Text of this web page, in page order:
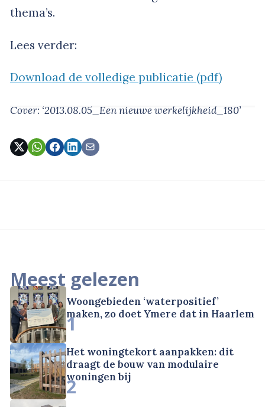
thema’s.
Lees verder:
Download de volledige publicatie (pdf)
Cover: ‘2013.08.05_Een nieuwe werkelijkheid_180’
Meest gelezen
Woongebieden ‘waterpositief’
maken, zo doet Ymere dat in Haarlem
1
Het woningtekort aanpakken: dit
draagt de bouw van modulaire
woningen bij
2